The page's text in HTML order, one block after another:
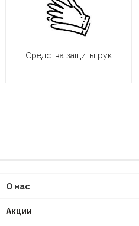
Средства защиты рук
О нас
Акции